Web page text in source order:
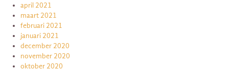
april 2021
maart 2021
februari 2021
januari 2021
december 2020
november 2020
oktober 2020